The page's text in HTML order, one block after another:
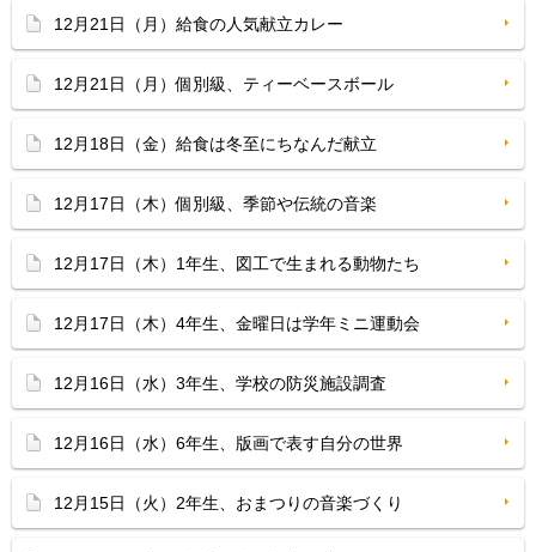
12月21日（月）給食の人気献立カレー
12月21日（月）個別級、ティーベースボール
12月18日（金）給食は冬至にちなんだ献立
12月17日（木）個別級、季節や伝統の音楽
12月17日（木）1年生、図工で生まれる動物たち
12月17日（木）4年生、金曜日は学年ミニ運動会
12月16日（水）3年生、学校の防災施設調査
12月16日（水）6年生、版画で表す自分の世界
12月15日（火）2年生、おまつりの音楽づくり